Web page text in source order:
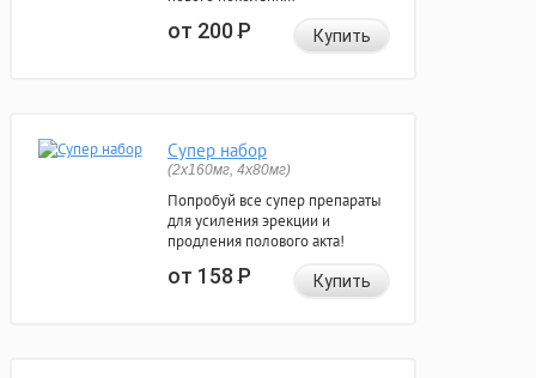
от 200Р Купить
Супер набор
(2х160мг, 4х80мг)
Попробуй все супер препараты
для усиления эрекции и
продления полового акта!
от 158Р Купить